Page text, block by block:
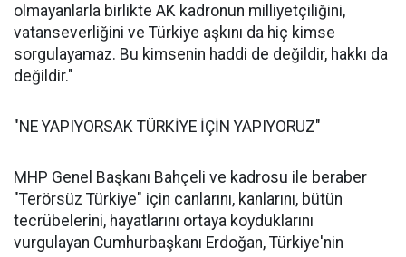
olmayanlarla birlikte AK kadronun milliyetçiliğini,
vatanseverliğini ve Türkiye aşkını da hiç kimse
sorgulayamaz. Bu kimsenin haddi de değildir, hakkı da
değildir."
"NE YAPIYORSAK TÜRKİYE İÇİN YAPIYORUZ"
MHP Genel Başkanı Bahçeli ve kadrosu ile beraber
"Terörsüz Türkiye" için canlarını, kanlarını, bütün
tecrübelerini, hayatlarını ortaya koyduklarını
vurgulayan Cumhurbaşkanı Erdoğan, Türkiye'nin